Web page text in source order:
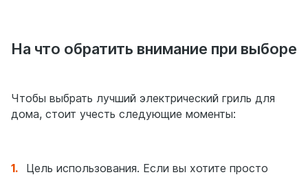
На что обратить внимание при выборе
Чтобы выбрать лучший электрический гриль для
дома, стоит учесть следующие моменты:
Цель использования. Если вы хотите просто